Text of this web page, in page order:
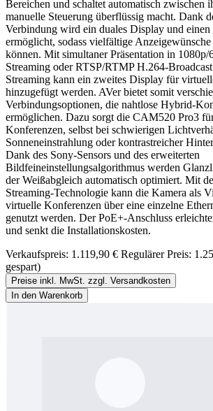
Bereichen und schaltet automatisch zwischen
manuelle Steuerung überflüssig macht. Dank
Verbindung wird ein duales Display und
ermöglicht, sodass vielfältige
können. Mit simultaner Präsentation in
Streaming oder RTSP/RTMP H.264-
Streaming kann ein zweites Display für
hinzugefügt werden. AVer bietet somit
Verbindungsoptionen, die nahtlose Hybrid-
ermöglichen. Dazu sorgt die CAM520 Pro3
Konferenzen, selbst bei schwierigen
Sonneneinstrahlung oder kontrastreicher
Dank des Sony-Sensors und des erweiterten
Bildfeineinstellungsalgorithmus werden
der Weißabgleich automatisch optimiert. Mit
Streaming-Technologie kann die Kamera als
virtuelle Konferenzen über eine einzelne
genutzt werden. Der PoE+-Anschluss
und senkt die Installationskosten.
Verkaufspreis: 1.119,90 € Regulärer Preis:
gespart)
Preise inkl. MwSt. zzgl. Versandkosten
In den Warenkorb